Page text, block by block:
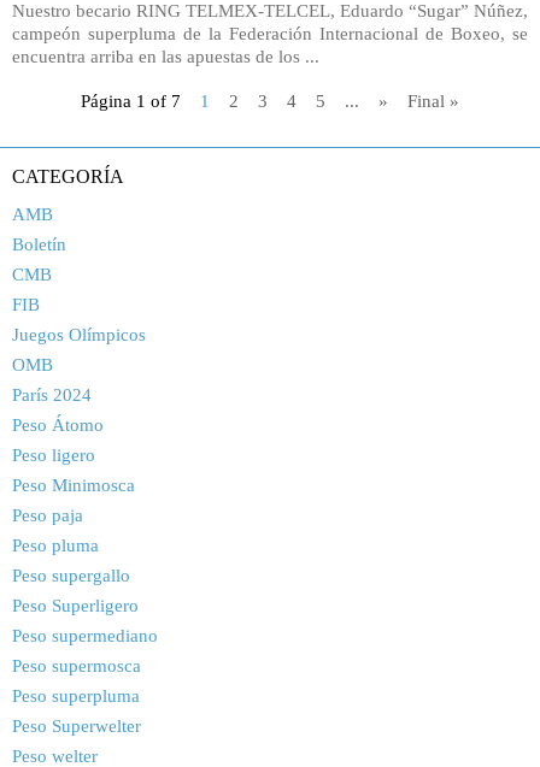
Nuestro becario RING TELMEX-TELCEL, Eduardo “Sugar” Núñez,
campeón superpluma de la Federación Internacional de Boxeo, se
encuentra arriba en las apuestas de los ...
Página 1 of 7 1 2 3 4 5 ... » Final »
CATEGORÍA
AMB
Boletín
CMB
FIB
Juegos Olímpicos
OMB
París 2024
Peso Átomo
Peso ligero
Peso Minimosca
Peso paja
Peso pluma
Peso supergallo
Peso Superligero
Peso supermediano
Peso supermosca
Peso superpluma
Peso Superwelter
Peso welter